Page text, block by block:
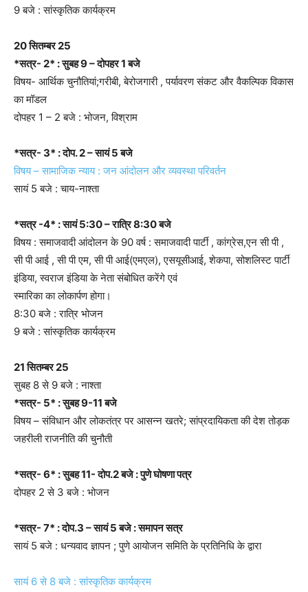
9 बजे : सांस्कृतिक कार्यक्रम
20 सितम्बर 25
*सत्र- 2* : सुबह 9 – दोपहर 1 बजे
विषय- आर्थिक चुनौतियां;गरीबी, बेरोजगारी , पर्यावरण संकट और वैकल्पिक विकास
का मॉडल
दोपहर 1 – 2 बजे : भोजन, विश्राम
*सत्र- 3* : दोप. 2 – सायं 5 बजे
विषय – सामाजिक न्याय : जन आंदोलन और व्यवस्था परिवर्तन
सायं 5 बजे : चाय-नाश्ता
*सत्र -4* : सायं 5:30 – रात्रि 8:30 बजे
विषय : समाजवादी आंदोलन के 90 वर्ष : समाजवादी पार्टी , कांग्रेस,एन सी पी ,
सी पी आई , सी पी एम, सी पी आई(एमएल), एसयूसीआई, शेकपा, सोशलिस्ट पार्टी
इंडिया, स्वराज इंडिया के नेता संबोधित करेंगे एवं
स्मारिका का लोकार्पण होगा।
8:30 बजे : रात्रि भोजन
9 बजे : सांस्कृतिक कार्यक्रम
21 सितम्बर 25
सुबह 8 से 9 बजे : नाश्ता
*सत्र- 5* : सुबह 9-11 बजे
विषय – संविधान और लोकतंत्र पर आसन्न खतरे; सांप्रदायिकता की देश तोड़क
जहरीली राजनीति की चुनौती
*सत्र- 6* : सुबह 11- दोप.2 बजे : पुणे घोषणा पत्र
दोपहर 2 से 3 बजे : भोजन
*सत्र- 7* : दोप.3 – सायं 5 बजे : समापन सत्र
सायं 5 बजे : धन्यवाद ज्ञापन ; पुणे आयोजन समिति के प्रतिनिधि के द्वारा
सायं 6 से 8 बजे : सांस्कृतिक कार्यक्रम